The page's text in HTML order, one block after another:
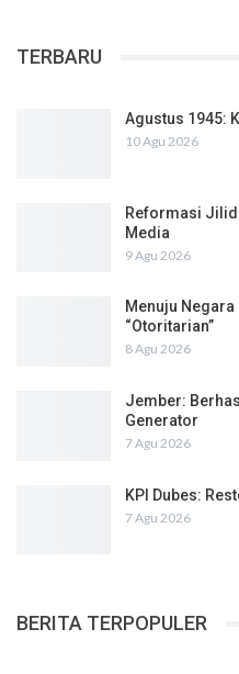
TERBARU
Agustus 1945:
10 Agu 2026
Reformasi Jilid
Media
9 Agu 2026
Menuju
“Otoritarian”
8 Agu 2026
Jember:
Generator
7 Agu 2026
KPI Dubes:
7 Agu 2026
BERITA TERPOPULER